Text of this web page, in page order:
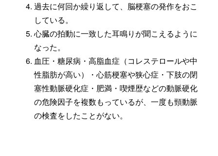
過去に何回か繰り返して、脳梗塞の発作をおこ
している。
心臓の拍動に一致した耳鳴りが聞こえるように
なった。
血圧・糖尿病・高脂血症（コレステロールや中
性脂肪が高い）・心筋梗塞や狭心症・下肢の閉
塞性動脈硬化症・肥満・喫煙歴などの動脈硬化
の危険因子を複数もっているが、一度も頸動脈
の検査をしたことがない。